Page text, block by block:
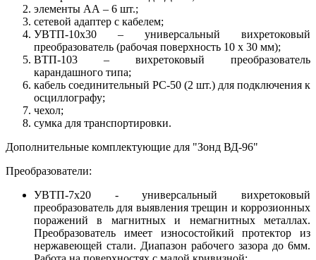
элементы АА – 6 шт.;
сетевой адаптер с кабелем;
УВТП-10х30 – универсальный вихретоковый
преобразователь (рабочая поверхность 10 х 30 мм);
ВТП-103 – вихретоковый преобразователь
карандашного типа;
кабель соединительный РС-50 (2 шт.) для подключения к
осциллографу;
чехол;
сумка для транспортировки.
Дополнительные комплектующие для "Зонд ВД-96"
Преобразователи:
УВТП-7х20 - универсальный вихретоковый
преобразователь для выявления трещин и коррозионных
поражений в магнитных и немагнитных металлах.
Преобразователь имеет износостойкий протектор из
нержавеющей стали. Диапазон рабочего зазора до 6мм.